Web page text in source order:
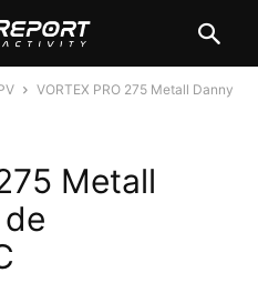
VORTEX PRO 275 Metall Danny
Metall